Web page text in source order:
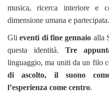
musica, ricerca interiore e
dimensione umana e partecipata.
Glieventi di fine gennaio alla
questa identità. Tre
linguaggio, ma uniti da un filo
di ascolto, il suono
l’esperienza come centro.